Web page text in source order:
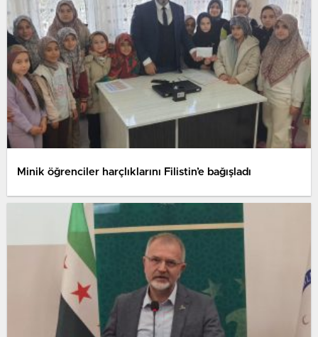
Minik öğrenciler harçlıklarını Filistin’e bağışladı